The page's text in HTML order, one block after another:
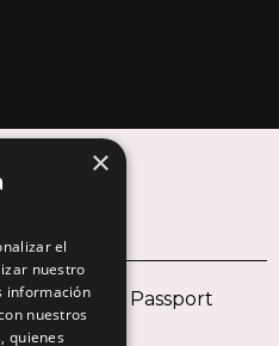
ClubThe Passport
Nosotros
×
el
nuestro
información
nuestros
quienes